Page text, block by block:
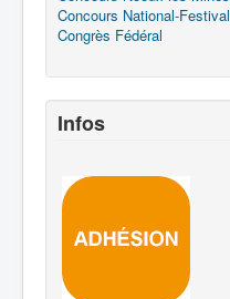
Concours National-Festival
Congrès Fédéral
Infos